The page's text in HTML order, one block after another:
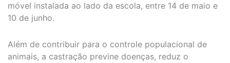
móvel instalada ao lado da escola, entre 14 de maio e
10 de junho.
Além de contribuir para o controle populacional de
animais, a castração previne doenças, reduz o